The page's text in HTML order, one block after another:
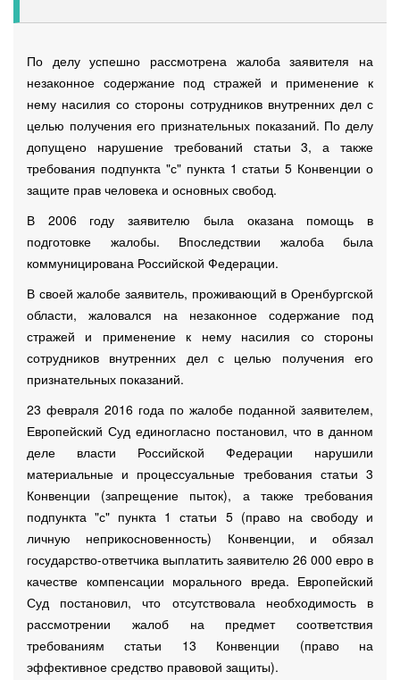
По делу успешно рассмотрена жалоба заявителя на
незаконное содержание под стражей и применение к
нему насилия со стороны сотрудников внутренних дел с
целью получения его признательных показаний. По делу
допущено нарушение требований статьи 3, а также
требования подпункта "с" пункта 1 статьи 5 Конвенции о
защите прав человека и основных свобод.
В 2006 году заявителю была оказана помощь в
подготовке жалобы. Впоследствии жалоба была
коммуницирована Российской Федерации.
В своей жалобе заявитель, проживающий в Оренбургской
области, жаловался на незаконное содержание под
стражей и применение к нему насилия со стороны
сотрудников внутренних дел с целью получения его
признательных показаний.
23 февраля 2016 года по жалобе поданной заявителем,
Европейский Суд единогласно постановил, что в данном
деле власти Российской Федерации нарушили
материальные и процессуальные требования статьи 3
Конвенции (запрещение пыток), а также требования
подпункта "с" пункта 1 статьи 5 (право на свободу и
личную неприкосновенность) Конвенции, и обязал
государство-ответчика выплатить заявителю 26 000 евро в
качестве компенсации морального вреда. Европейский
Суд постановил, что отсутствовала необходимость в
рассмотрении жалоб на предмет соответствия
требованиям статьи 13 Конвенции (право на
эффективное средство правовой защиты).